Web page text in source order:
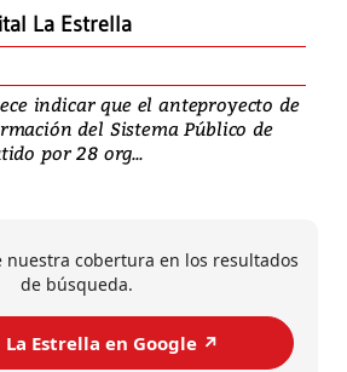
La Estrella
indicar que el anteproyecto de
del Sistema Público de
por 28 org...
nuestra cobertura en los resultados
de búsqueda.
La Estrella en Google ↗️